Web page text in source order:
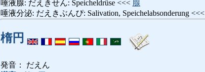
唾液腺: だえきせん: Speicheldrüse <<< 腺
唾液分泌: だえきぶんぴ: Salivation, Speichelabsonderung <<<
楕円
発音： だえん